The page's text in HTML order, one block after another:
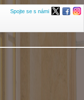
Spojte se s námi